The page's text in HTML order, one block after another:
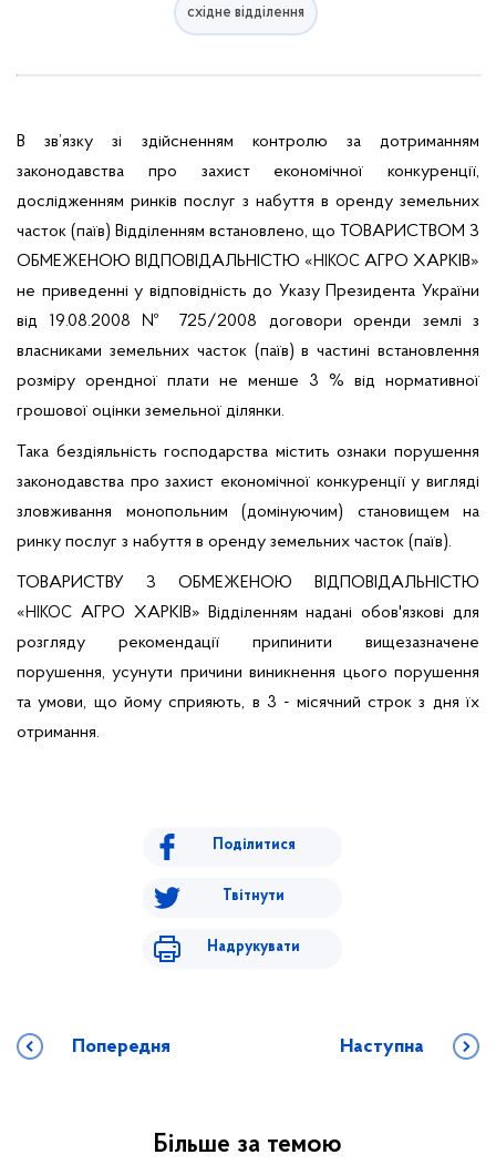
східне відділення
В зв’язку зі здійсненням контролю за дотриманням
законодавства про захист економічної конкуренції,
дослідженням ринків послуг з набуття в оренду земельних
часток (паїв) Відділенням встановлено, що
ТОВАРИСТВОМ З
ОБМЕЖЕНОЮ ВІДПОВІДАЛЬНІСТЮ «НІКОС АГРО ХАРКІВ»
не приведенні у відповідність до Указу Президента України
від 19.08.2008 № 725/2008 договори оренди землі з
власниками земельних часток (паїв) в частині встановлення
розміру орендної плати не менше 3 % від нормативної
грошової оцінки земельної ділянки.
Така бездіяльність господарства містить ознаки порушення
законодавства про захист економічної конкуренції у вигляді
зловживання монопольним (домінуючим) становищем на
ринку послуг з набуття в оренду земельних часток (паїв).
ТОВАРИСТВУ З ОБМЕЖЕНОЮ ВІДПОВІДАЛЬНІСТЮ
«НІКОС АГРО ХАРКІВ»
Відділенням надані обов'язкові для
розгляду рекомендації припинити вищезазначене
порушення, усунути причини виникнення цього порушення
та умови, що йому сприяють, в 3 - місячний строк з дня їх
отримання.
Поділитися
Твітнути
Надрукувати
Попередня Наступна
Більше за темою